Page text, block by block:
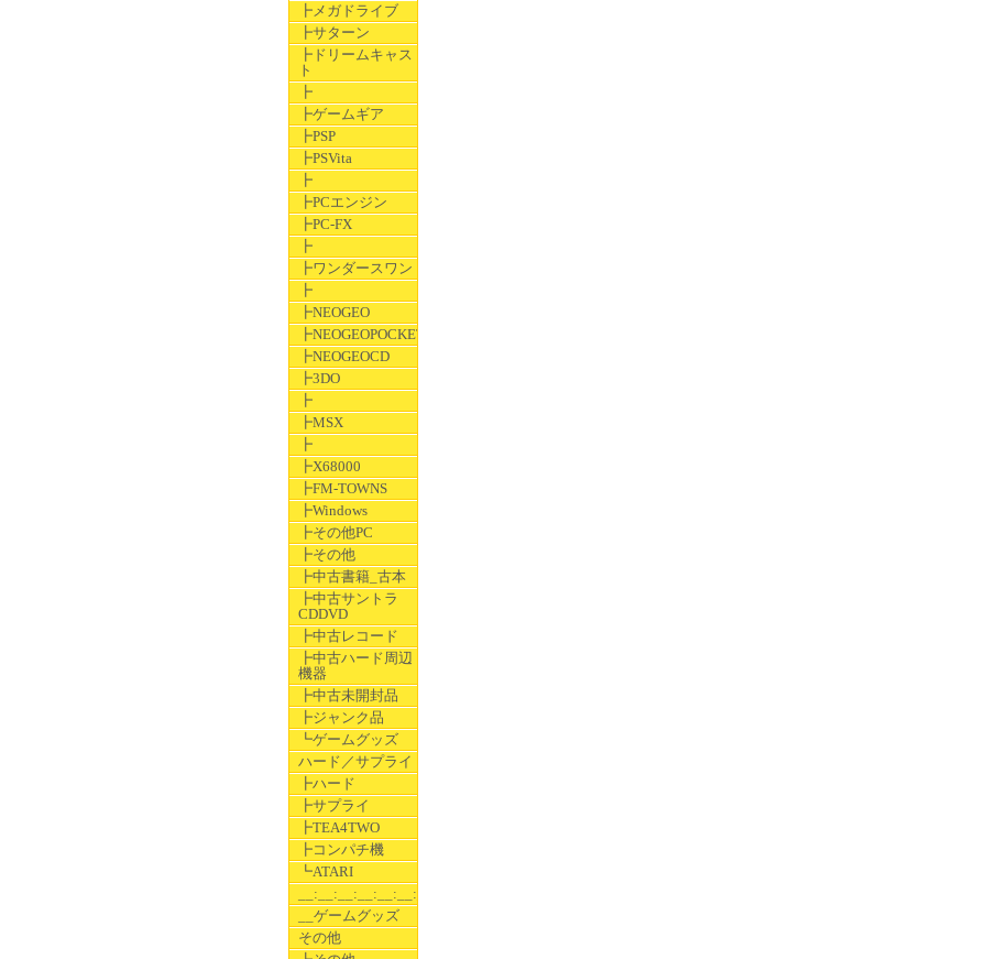
┣メガドライブ
┣サターン
┣ドリームキャス
ト
┣
┣ゲームギア
┣PSP
┣PSVita
┣
┣PCエンジン
┣PC-FX
┣
┣ワンダースワン
┣
┣NEOGEO
┣NEOGEOPOCKET
┣NEOGEOCD
┣3DO
┣
┣MSX
┣
┣X68000
┣FM-TOWNS
┣Windows
┣その他PC
┣その他
┣中古書籍_古本
┣中古サントラ
CDDVD
┣中古レコード
┣中古ハード周辺
機器
┣中古未開封品
┣ジャンク品
┗ゲームグッズ
ハード／サプライ
┣ハード
┣サプライ
┣TEA4TWO
┣コンパチ機
┗ATARI
__:__:__:__:__:__:__
__ゲームグッズ
その他